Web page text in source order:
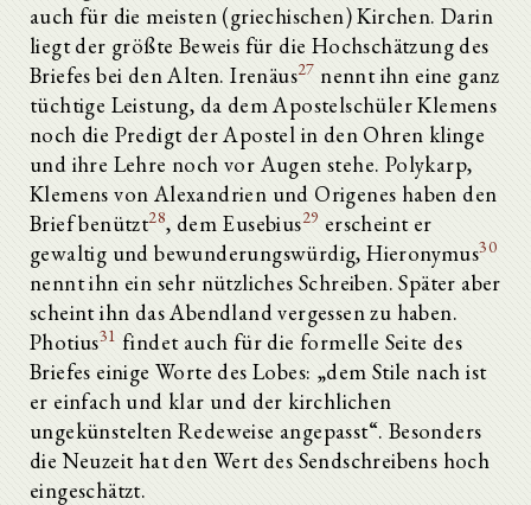
auch für die meisten (griechischen) Kirchen. Darin
liegt der größte Beweis für die Hochschätzung des
Briefes bei den Alten. Irenäus27 nennt ihn eine ganz
tüchtige Leistung, da dem Apostelschüler Klemens
noch die Predigt der Apostel in den Ohren klinge
und ihre Lehre noch vor Augen stehe. Polykarp,
Klemens von Alexandrien und Origenes haben den
Brief benützt28, dem Eusebius29 erscheint er
gewaltig und bewunderungswürdig, Hieronymus30
nennt ihn ein sehr nützliches Schreiben. Später aber
scheint ihn das Abendland vergessen zu haben.
Photius31 findet auch für die formelle Seite des
Briefes einige Worte des Lobes: „dem Stile nach ist
er einfach und klar und der kirchlichen
ungekünstelten Redeweise angepasst“. Besonders
die Neuzeit hat den Wert des Sendschreibens hoch
eingeschätzt.